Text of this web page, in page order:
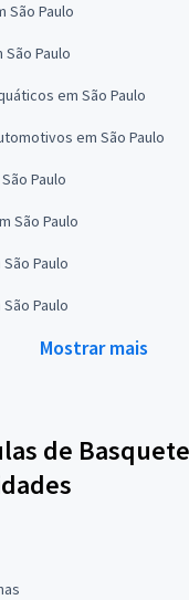
São Paulo
Paulo
em São Paulo
em São Paulo
Paulo
São Paulo
Paulo
Paulo
Mostrar mais
de